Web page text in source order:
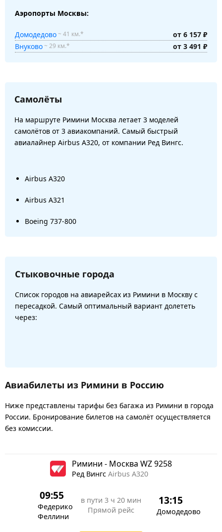
Аэропорты Москвы:
Домодедово~ 41 км.*
от 6 157 ₽
Внуково~ 29 км.* от 3 491 ₽
Самолёты
На маршруте Римини Москва летает 3 моделей
самолётов от 3 авиакомпаний. Самый быстрый
авиалайнер Airbus A320, от компании Ред Вингс.
Airbus A320
Airbus A321
Boeing 737-800
Стыковочные города
Список городов на авиарейсах из Римини в Москву с
пересадкой. Самый оптимальный вариант долететь
через:
Авиабилеты из Римини в Россию
Ниже представлены тарифы без багажа из Римини в города
России. Бронирование билетов на самолёт осуществляется
без комиссии.
Римини - Москва WZ 9258
Ред Вингс Airbus A320
09:55
Федерико
Феллини
в пути 3 ч 20 мин
Прямой рейс
13:15
Домодедово